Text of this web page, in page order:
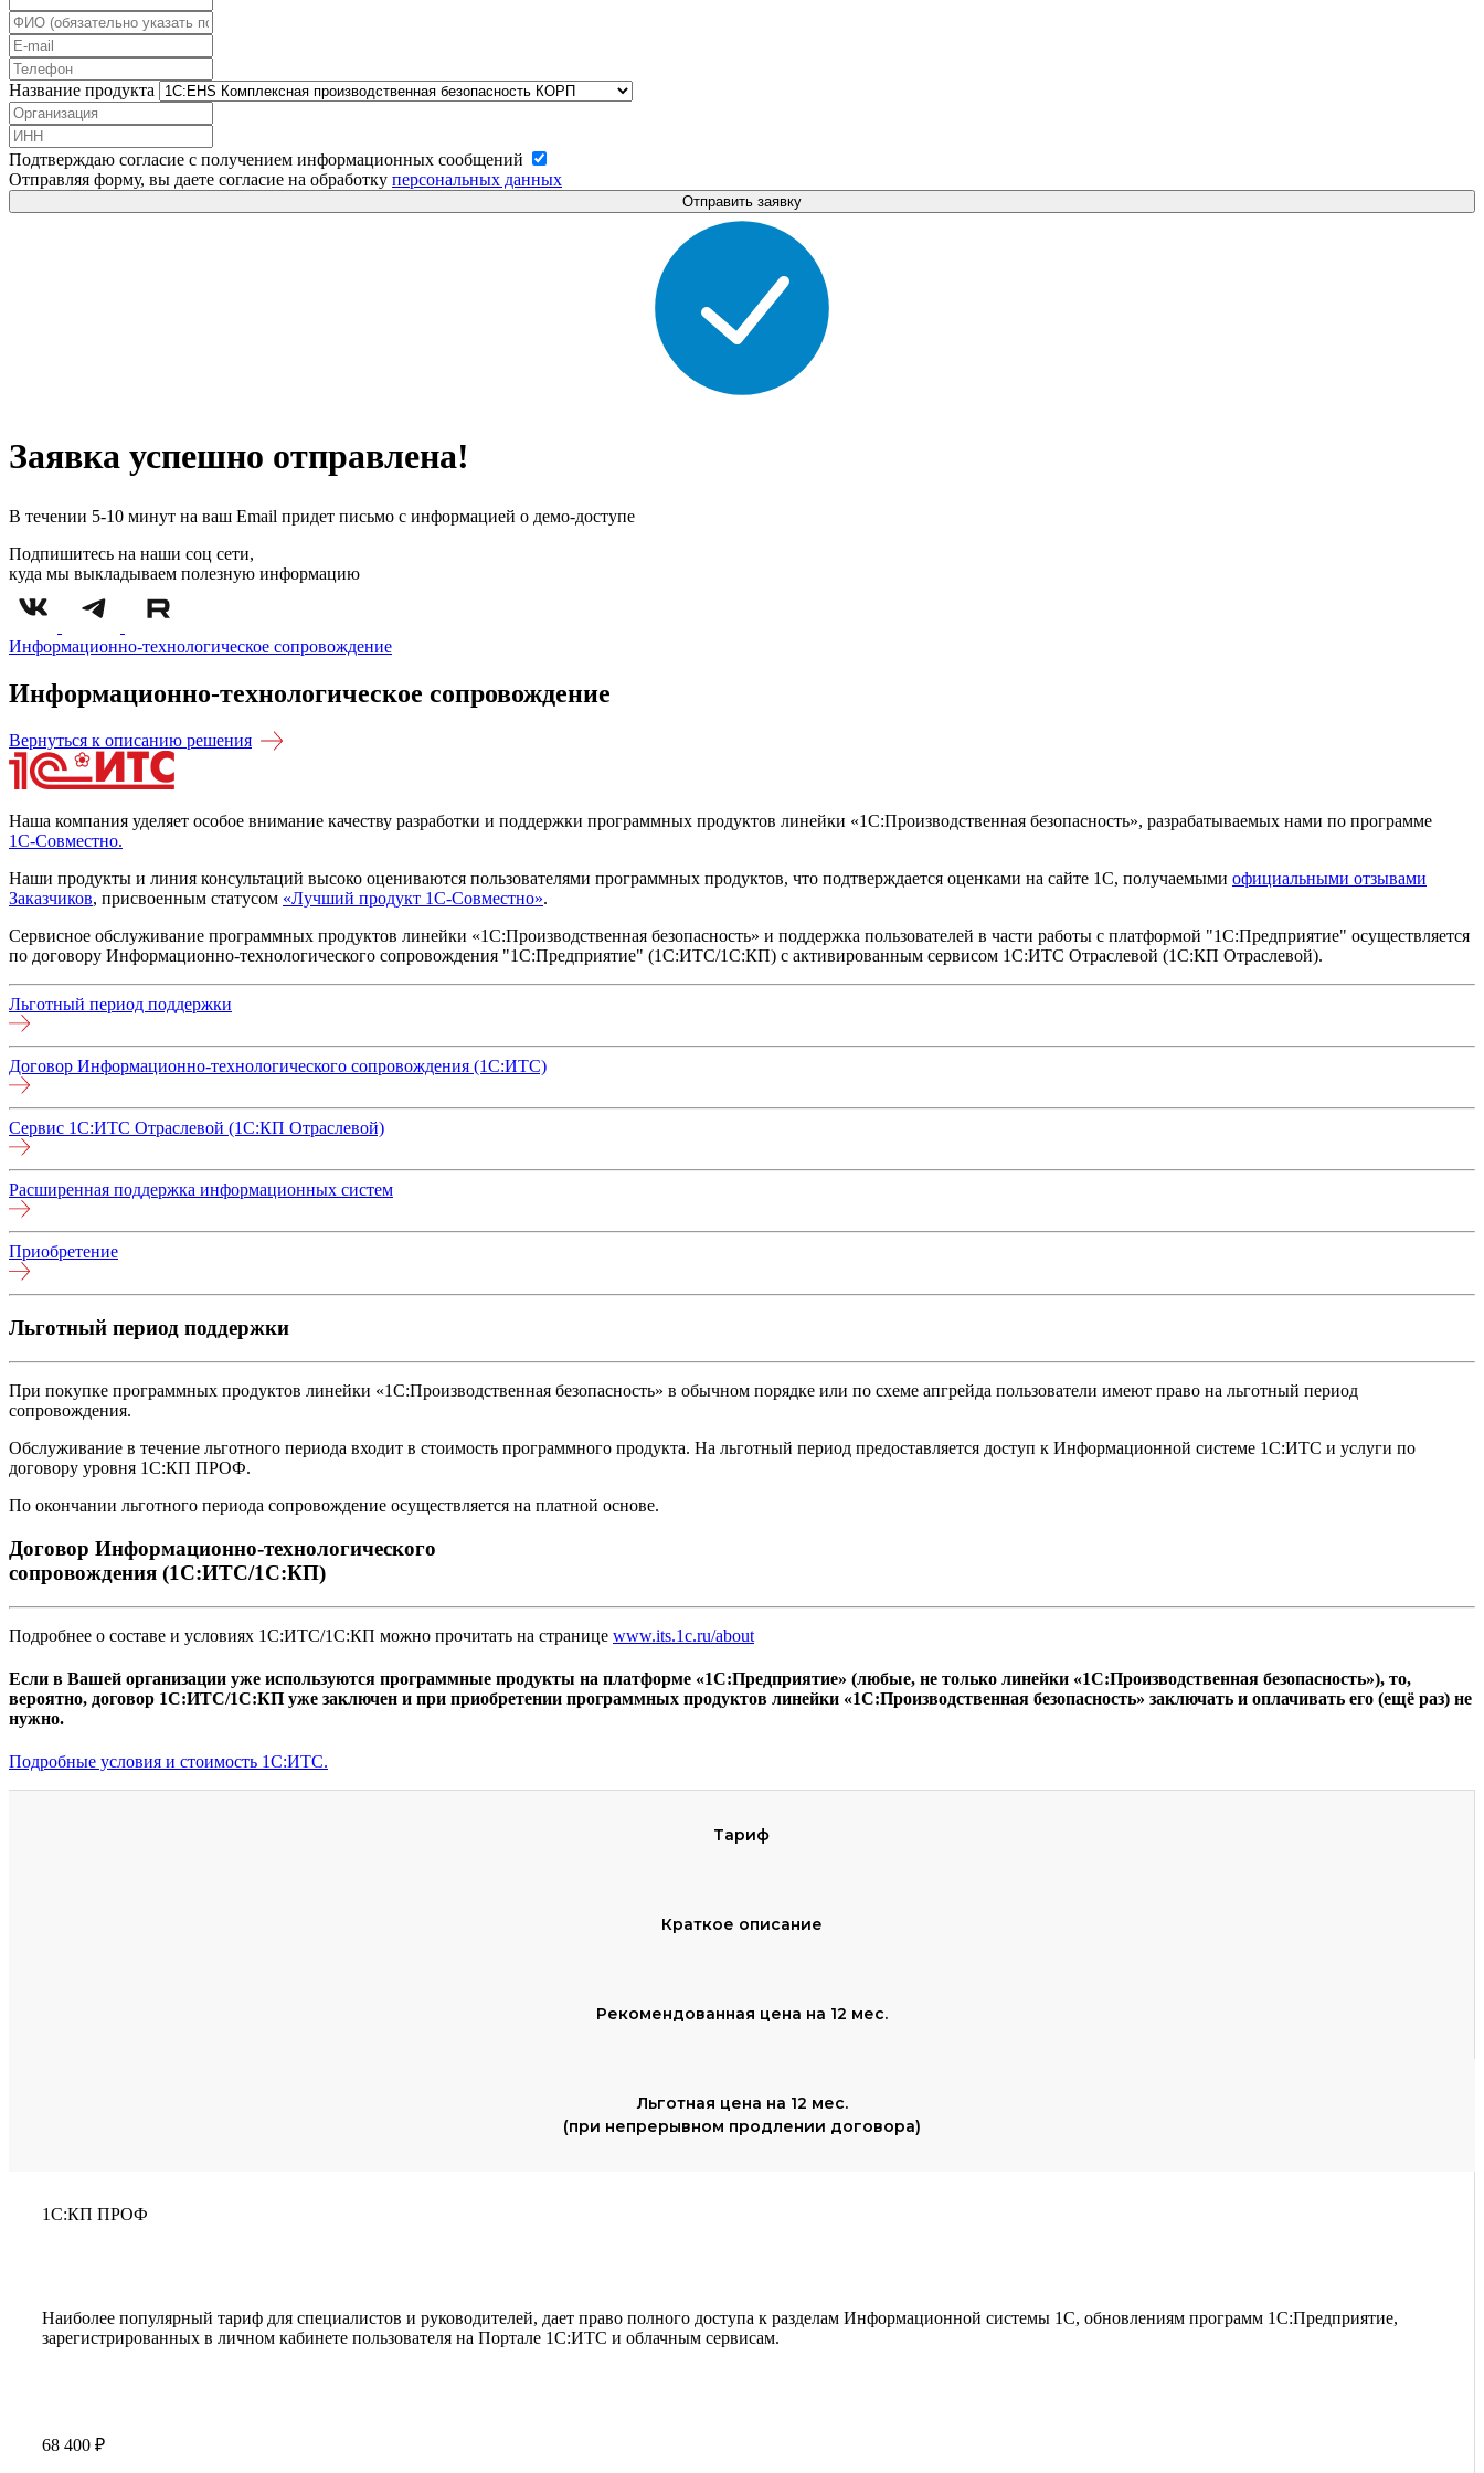
Название продукта
Подтверждаю согласие с получением информационных сообщений
Отправляя форму, вы даете согласие на обработку персональных данных
Отправить заявку
Заявка успешно отправлена!
В течении 5-10 минут на ваш Email придет письмо с информацией о демо-доступе
Подпишитесь на наши соц сети,
куда мы выкладываем полезную информацию
Информационно-технологическое сопровождение
Информационно-технологическое сопровождение
Вернуться к описанию решения
Наша компания уделяет особое внимание качеству разработки и поддержки программных продуктов линейки «1С:Производственная безопасность», разрабатываемых нами по программе
1С-Совместно.
Наши продукты и линия консультаций высоко оцениваются пользователями программных продуктов, что подтверждается оценками на сайте 1С, получаемыми официальными отзывами
Заказчиков, присвоенным статусом «Лучший продукт 1С-Совместно».
Сервисное обслуживание программных продуктов линейки «1С:Производственная безопасность» и поддержка пользователей в части работы с платформой "1С:Предприятие" осуществляется
по договору Информационно-технологического сопровождения "1С:Предприятие" (1С:ИТС/1C:КП) с активированным сервисом 1С:ИТС Отраслевой (1С:КП Отраслевой).
Льготный период поддержки
Договор Информационно-технологического сопровождения (1С:ИТС)
Сервис 1С:ИТС Отраслевой (1С:КП Отраслевой)
Расширенная поддержка информационных систем
Приобретение
Льготный период поддержки
При покупке программных продуктов линейки «1С:Производственная безопасность» в обычном порядке или по схеме апгрейда пользователи имеют право на льготный период
сопровождения.
Обслуживание в течение льготного периода входит в стоимость программного продукта. На льготный период предоставляется доступ к Информационной системе 1С:ИТС и услуги по
договору уровня 1С:КП ПРОФ.
По окончании льготного периода сопровождение осуществляется на платной основе.
Договор Информационно-технологического
сопровождения (1С:ИТС/1С:КП)
Подробнее о составе и условиях 1С:ИТС/1С:КП можно прочитать на странице www.its.1c.ru/about
Если в Вашей организации уже используются программные продукты на платформе «1С:Предприятие» (любые, не только линейки «1С:Производственная безопасность»), то,
вероятно, договор 1С:ИТС/1С:КП уже заключен и при приобретении программных продуктов линейки «1С:Производственная безопасность» заключать и оплачивать его (ещё раз) не
нужно.
Подробные условия и стоимость 1С:ИТС.
Тариф
Краткое описание
Рекомендованная цена на 12 мес.
Льготная цена на 12 мес.
(при непрерывном продлении договора)
1С:КП ПРОФ
Наиболее популярный тариф для специалистов и руководителей, дает право полного доступа к разделам Информационной системы 1С, обновлениям программ 1С:Предприятие,
зарегистрированных в личном кабинете пользователя на Портале 1С:ИТС и облачным сервисам.
68 400 ₽